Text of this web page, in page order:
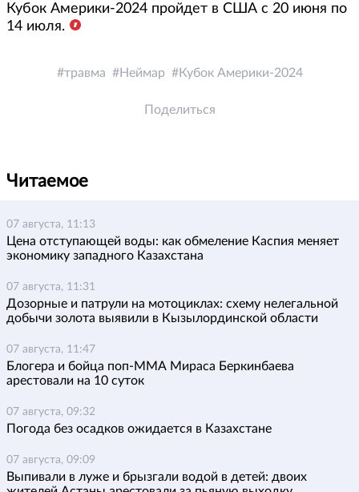
Кубок Америки-2024 пройдет в США с 20 июня по
14 июля.
травма Неймар Кубок Америки-2024
Поделиться
Читаемое
07 августа, 11:13
Цена отступающей воды: как обмеление Каспия меняет
экономику западного Казахстана
07 августа, 11:31
Дозорные и патрули на мотоциклах: схему нелегальной
добычи золота выявили в Кызылординской области
07 августа, 11:47
Блогера и бойца поп-ММА Мираса Беркинбаева
арестовали на 10 суток
07 августа, 09:32
Погода без осадков ожидается в Казахстане
07 августа, 09:09
Выпивали в луже и брызгали водой в детей: двоих